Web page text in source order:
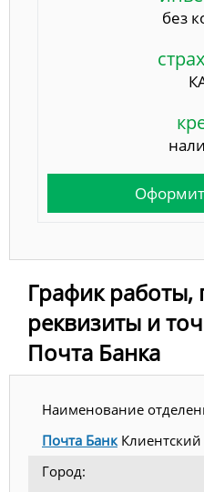
без
График работы,
реквизиты и
Почта Банка
Наименование
Почта БанкКлиентский
Город: